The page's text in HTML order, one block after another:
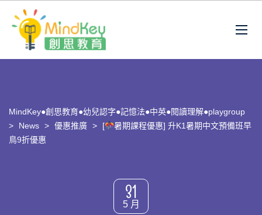
MindKey●創思教育●幼兒認字●記憶法●中英●閱讀理解●playgroup
>
News > 優惠推廣 > [
暑期課程優惠] 升K1暑期中文預備班早
鳥9折優惠
31
5 月